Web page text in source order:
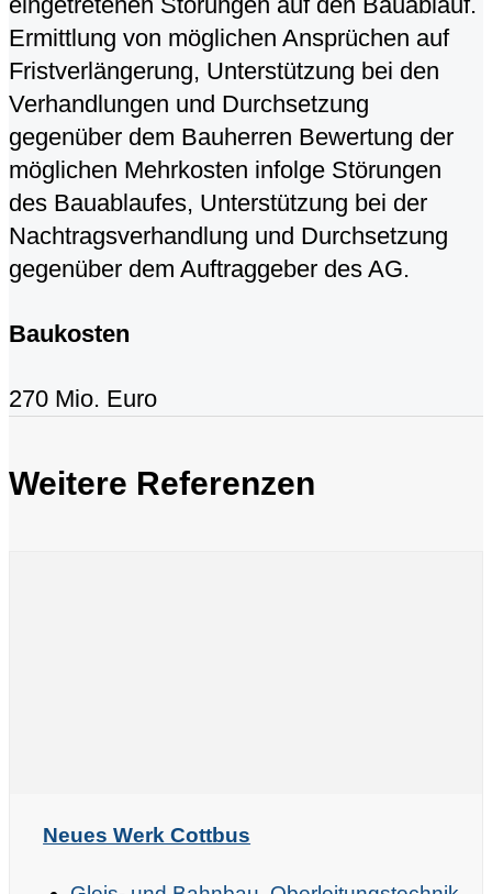
Ermittlung von möglichen Ansprüchen auf
Fristverlängerung, Unterstützung bei den
Verhandlungen und Durchsetzung
gegenüber dem Bauherren Bewertung der
möglichen Mehrkosten infolge Störungen
des Bauablaufes, Unterstützung bei der
Nachtragsverhandlung und Durchsetzung
gegenüber dem Auftraggeber des AG.
Baukosten
270 Mio. Euro
Weitere Referenzen
Neues Werk Cottbus